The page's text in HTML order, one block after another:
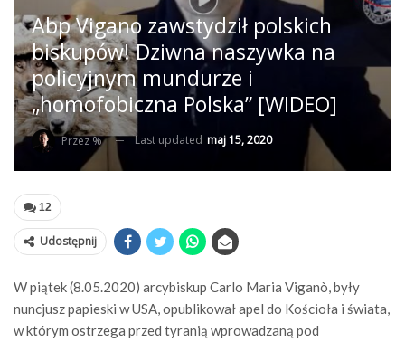
Abp Vigano zawstydził polskich
biskupów! Dziwna naszywka na
policyjnym mundurze i
„homofobiczna Polska” [WIDEO]
Przez % Last updated maj 15, 2020
12
Udostępnij
W piątek (8.05.2020) arcybiskup Carlo Maria Viganò, były
nuncjusz papieski w USA, opublikował apel do Kościoła i świata,
w którym ostrzega przed tyranią wprowadzaną pod